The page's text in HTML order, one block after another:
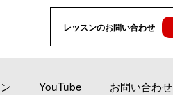
レッスンのお問い合わせ
YouTube お問い合わせ